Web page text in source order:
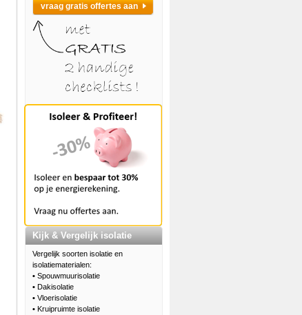
vraag gratis offertes aan
Kijk & Vergelijk isolatie
Vergelijk soorten isolatie en
isolatiematerialen:
• Spouwmuurisolatie
• Dakisolatie
• Vloerisolatie
• Kruipruimte isolatie